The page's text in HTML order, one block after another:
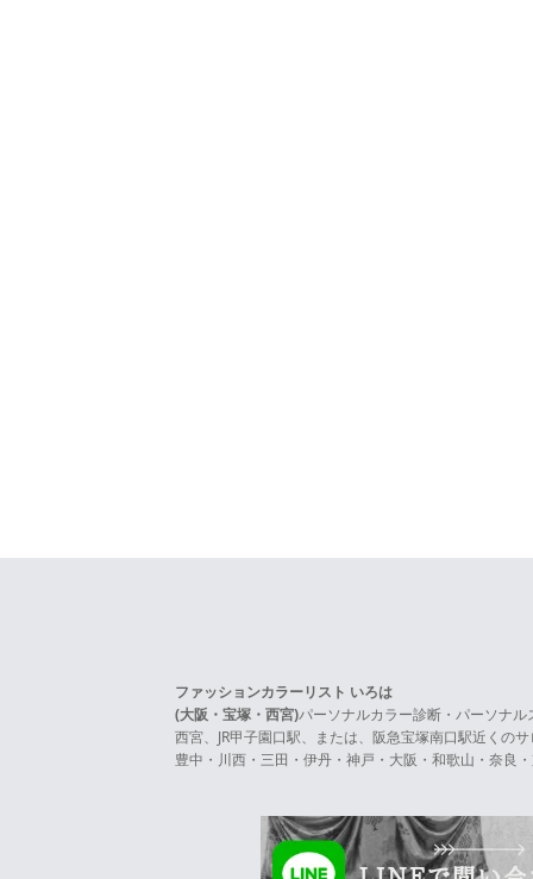
ファッションカラーリスト いろは
(大阪・宝塚・西宮)パーソナルカラー診断・パーソナル
西宮、JR甲子園口駅、または、阪急宝塚南口駅近くの
豊中・川西・三田・伊丹・神戸・大阪・和歌山・奈良